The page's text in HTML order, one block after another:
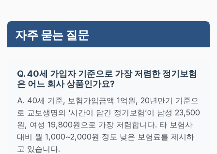
자주 묻는 질문
Q. 40세 가입자 기준으로 가장 저렴한 정기보험
은 어느 회사 상품인가요?
A. 40세 기준, 보험가입금액 1억원, 20년만기 기준으
로 교보생명의 ‘시간이 담긴 정기보험’이 남성 23,500
원, 여성 19,800원으로 가장 저렴합니다. 타 보험사
대비 월 1,000~2,000원 정도 낮은 보험료를 제시하
고 있습니다.